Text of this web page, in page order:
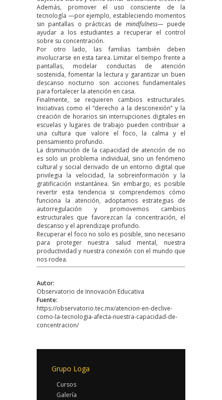
Además, promover el uso consciente de la
tecnología —por ejemplo, estableciendo momentos
sin pantallas o prácticas de mindfulness— puede
ayudar a los estudiantes a recuperar el control
sobre su concentración.
Por otro lado, las familias también deben
involucrarse en esta tarea. Limitar el tiempo frente a
pantallas, modelar conductas de atención
sostenida, fomentar la lectura y garantizar un buen
descanso nocturno son acciones fundamentales
para fortalecer la atención en casa.
Finalmente, se requieren cambios estructurales.
Iniciativas como el “derecho a la desconexión” y la
creación de horarios sin interrupciones digitales en
escuelas y lugares de trabajo pueden contribuir a
una cultura que valore el foco, la calma y el
pensamiento profundo.
La disminución de la capacidad de atención de no
es solo un problema individual, sino un fenómeno
cultural y social derivado de un entorno digital que
privilegia la velocidad, la sobreinformación y la
gratificación instantánea. Sin embargo, es posible
revertir esta tendencia si comprendemos cómo
funciona la atención, adoptamos estrategias de
autorregulación y promovemos cambios
estructurales que favorezcan la concentración, el
descanso y el aprendizaje profundo.
Recuperar el foco no solo es posible, sino necesario
para proteger nuestra salud mental, nuestra
productividad y nuestra conexión con el mundo que
nos rodea.
Autor:
Observatorio de Innovaciòn Educativa
Fuente:
https://observatorio.tec.mx/atencion-en-declive-
como-la-tecnologia-afecta-nuestra-capacidad-de-
concentracion/
Grupo Loga
Cursos
Galería